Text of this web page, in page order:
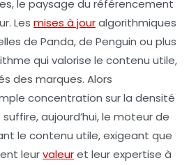
le paysage du référencement
Les mises à jouralgorithmiques
de Panda, de Penguin ou plus
qui valorise le contenu utile,
des marques. Alors
concentration sur la densité
aujourd’hui, le moteur de
le contenu utile, exigeant que
leurvaleuret leur expertise à